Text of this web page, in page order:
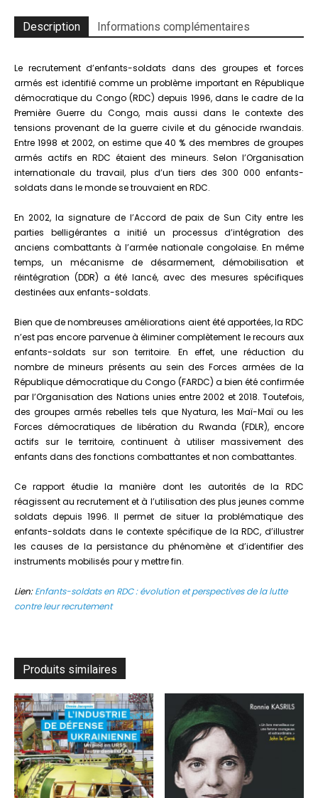
soldats
en
:
évolution
et
perspectives
de
la
lutte
contre
leur
Description Informations complémentaires
Le recrutement d’enfants-soldats dans des groupes et forces
armés est identifié comme un problème important en République
démocratique du Congo (RDC) depuis 1996, dans le cadre de la
Première Guerre du Congo, mais aussi dans le contexte des
tensions provenant de la guerre civile et du génocide rwandais.
Entre 1998 et 2002, on estime que 40 % des membres de groupes
armés actifs en RDC étaient des mineurs. Selon l’Organisation
internationale du travail, plus d’un tiers des 300 000 enfants-
soldats dans le monde se trouvaient en RDC.
En 2002, la signature de l’Accord de paix de Sun City entre les
parties belligérantes a initié un processus d’intégration des
anciens combattants à l’armée nationale congolaise. En même
temps, un mécanisme de désarmement, démobilisation et
réintégration (DDR) a été lancé, avec des mesures spécifiques
destinées aux enfants-soldats.
Bien que de nombreuses améliorations aient été apportées, la RDC
n’est pas encore parvenue à éliminer complètement le recours aux
enfants-soldats sur son territoire. En effet, une réduction du
nombre de mineurs présents au sein des Forces armées de la
République démocratique du Congo (FARDC) a bien été confirmée
par l’Organisation des Nations unies entre 2002 et 2018. Toutefois,
des groupes armés rebelles tels que Nyatura, les Maï-Maï ou les
Forces démocratiques de libération du Rwanda (FDLR), encore
actifs sur le territoire, continuent à utiliser massivement des
enfants dans des fonctions combattantes et non combattantes.
Ce rapport étudie la manière dont les autorités de la RDC
réagissent au recrutement et à l’utilisation des plus jeunes comme
soldats depuis 1996. Il permet de situer la problématique des
enfants-soldats dans le contexte spécifique de la RDC, d’illustrer
les causes de la persistance du phénomène et d’identifier des
instruments mobilisés pour y mettre fin.
Lien:Enfants-soldats en RDC : évolution et perspectives de la lutte
contre leur recrutement
Produits similaires